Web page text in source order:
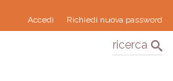
Accedi Richiedi nuova password
ricerca